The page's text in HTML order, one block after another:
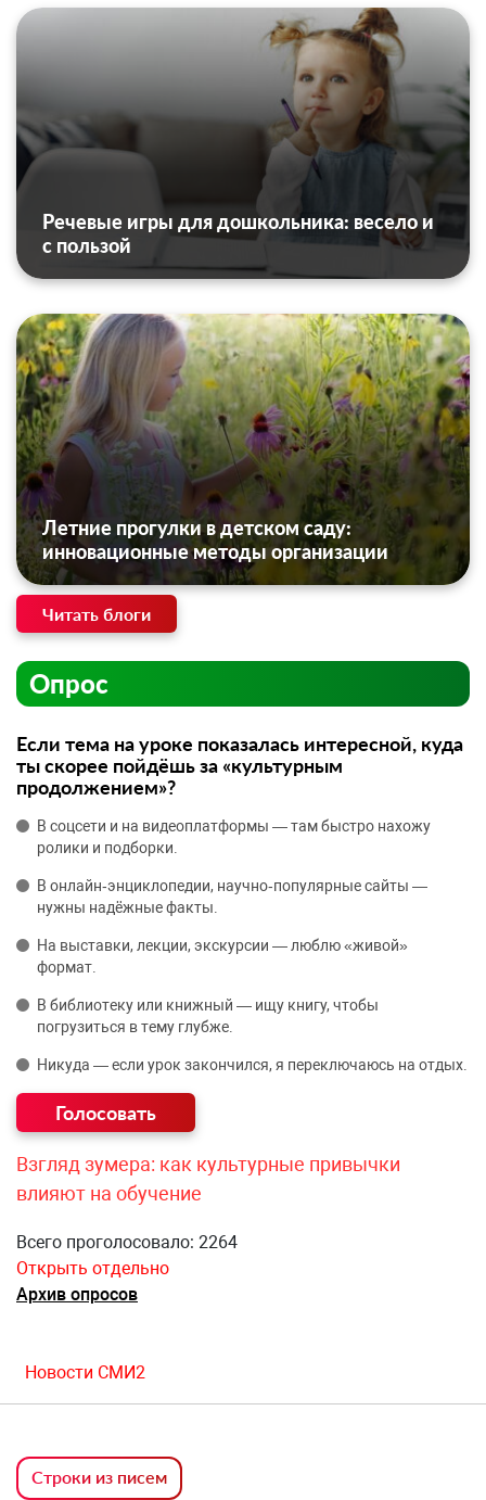
Речевые игры для дошкольника: весело и
с пользой
Летние прогулки в детском саду:
инновационные методы организации
Читать блоги
Опрос
Если тема на уроке показалась интересной, куда
ты скорее пойдёшь за «культурным
продолжением»?
В соцсети и на видеоплатформы — там быстро нахожу
ролики и подборки.
В онлайн‑энциклопедии, научно‑популярные сайты —
нужны надёжные факты.
На выставки, лекции, экскурсии — люблю «живой»
формат.
В библиотеку или книжный — ищу книгу, чтобы
погрузиться в тему глубже.
Никуда — если урок закончился, я переключаюсь на отдых.
Взгляд зумера: как культурные привычки
влияют на обучение
Всего проголосовало: 2264
Открыть отдельно
Архив опросов
Новости СМИ2
Строки из писем